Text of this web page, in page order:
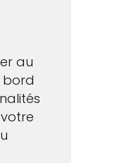
au
bord